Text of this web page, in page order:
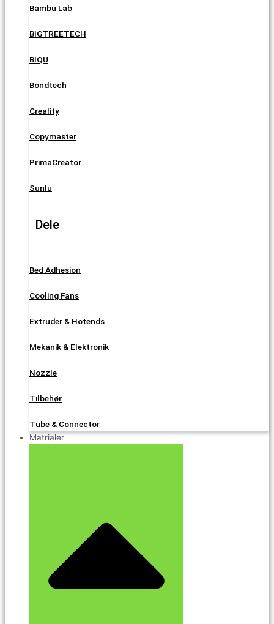
Bambu Lab
BIGTREETECH
BIQU
Bondtech
Creality
Copymaster
PrimaCreator
Sunlu
Dele
Bed Adhesion
Cooling Fans
Extruder & Hotends
Mekanik & Elektronik
Nozzle
Tilbehør
Tube & Connector
Matrialer